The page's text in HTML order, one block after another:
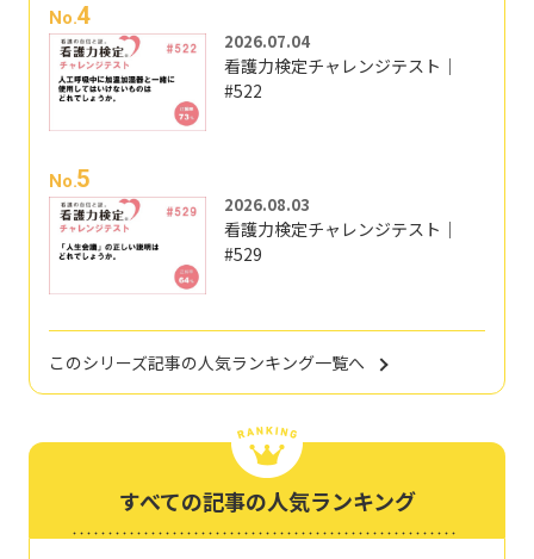
No.4
2026.07.04
看護力検定チャレンジテスト｜
#522
No.5
2026.08.03
看護力検定チャレンジテスト｜
#529
このシリーズ記事の人気ランキング一覧へ
すべての記事の人気ランキング